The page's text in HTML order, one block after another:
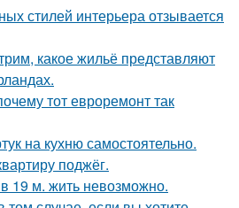
стилей интерьера отзывается
какое жильё представляют
тот евроремонт так
на кухню самостоятельно.
поджёг.
19 м. жить невозможно.